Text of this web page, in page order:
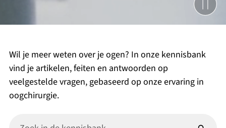
Wil je meer weten over je ogen? In onze kennisbank
vind je artikelen, feiten en antwoorden op
veelgestelde vragen, gebaseerd op onze ervaring in
oogchirurgie.